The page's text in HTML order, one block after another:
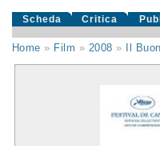
Scheda Critica
Home » Film » 2008 » Il